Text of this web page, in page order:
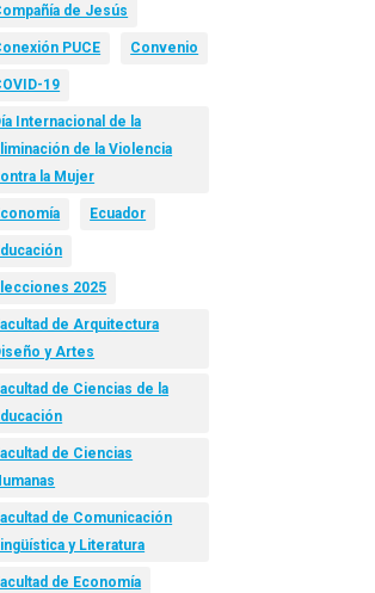
de Jesús
PUCE Convenio
19
Internacional de la
de la Violencia
la Mujer
Ecuador
2025
de Arquitectura
y Artes
de Ciencias de la
de Ciencias
de Comunicación
y Literatura
de Economía